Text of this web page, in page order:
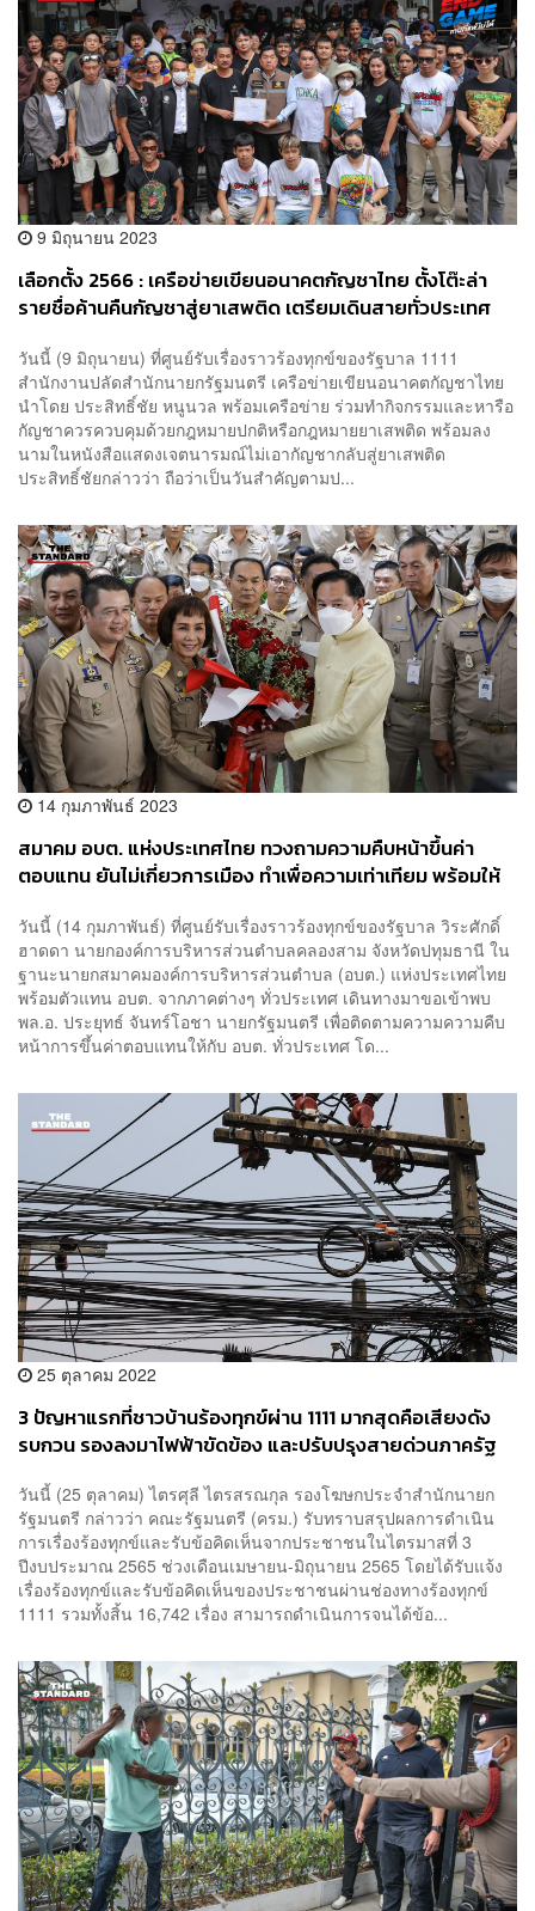
9 มิถุนายน 2023
เลือกตั้ง 2566 : เครือข่ายเขียนอนาคตกัญชาไทย ตั้งโต๊ะล่า
รายชื่อค้านคืนกัญชาสู่ยาเสพติด เตรียมเดินสายทั่วประเทศ
วันนี้ (9 มิถุนายน) ที่ศูนย์รับเรื่องราวร้องทุกข์ของรัฐบาล 1111
สำนักงานปลัดสำนักนายกรัฐมนตรี เครือข่ายเขียนอนาคตกัญชาไทย​
นำโดย ประสิทธิ์ชัย​ หนูนวล​ พร้อมเครือข่าย​ ร่วมทำกิจกรรมและหารือ
กัญชาควรควบคุมด้วยกฎหมายปกติหรือกฎหมายยาเสพติด พร้อมลง
นามในหนังสือแสดงเจตนารมณ์ไม่เอากัญชากลับสู่ยาเสพติด
ประสิทธิ์ชัยกล่าวว่า ถือว่าเป็นวันสำคัญตามป...
14 กุมภาพันธ์ 2023
สมาคม อบต. แห่งประเทศไทย ทวงถามความคืบหน้าขึ้นค่า
ตอบแทน ยันไม่เกี่ยวการเมือง ทำเพื่อความเท่าเทียม พร้อมให้
วันนี้ (14 กุมภาพันธ์) ที่ศูนย์รับเรื่องราวร้องทุกข์ของรัฐบาล วิระศักดิ์
ฮาดดา นายกองค์การบริหารส่วนตำบลคลองสาม จังหวัดปทุมธานี ใน
ฐานะนายกสมาคมองค์การบริหารส่วนตำบล (อบต.) แห่งประเทศไทย
พร้อมตัวแทน อบต. จากภาคต่างๆ ทั่วประเทศ เดินทางมาขอเข้าพบ
พล.อ. ประยุทธ์ จันทร์โอชา นายกรัฐมนตรี เพื่อติดตามความความคืบ
หน้าการขึ้นค่าตอบแทนให้กับ อบต. ทั่วประเทศ โด...
25 ตุลาคม 2022
3 ปัญหาแรกที่ชาวบ้านร้องทุกข์ผ่าน 1111 มากสุดคือเสียงดัง
รบกวน รองลงมาไฟฟ้าขัดข้อง และปรับปรุงสายด่วนภาครัฐ
วันนี้ (25 ตุลาคม) ไตรศุลี ไตรสรณกุล รองโฆษกประจำสำนักนายก
รัฐมนตรี กล่าวว่า คณะรัฐมนตรี (ครม.) รับทราบสรุปผลการดำเนิน
การเรื่องร้องทุกข์และรับข้อคิดเห็นจากประชาชนในไตรมาสที่ 3
ปีงบประมาณ 2565 ช่วงเดือนเมษายน-มิถุนายน 2565 โดยได้รับแจ้ง
เรื่องร้องทุกข์และรับข้อคิดเห็นของประชาชนผ่านช่องทางร้องทุกข์
1111 รวมทั้งสิ้น 16,742 เรื่อง สามารถดำเนินการจนได้ข้อ...